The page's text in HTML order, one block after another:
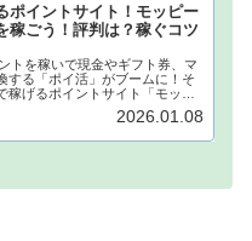
ポイントサイト！モッピー
稼ごう！評判は？稼ぐコツ
トを稼いで現金やギフト券、マ
する「ポイ活」がブームに！そ
稼げるポイントサイト「モッピ
ています！モッピーに登録し、
を稼げば、あなたも月1万円稼ぐ
2026.01.08